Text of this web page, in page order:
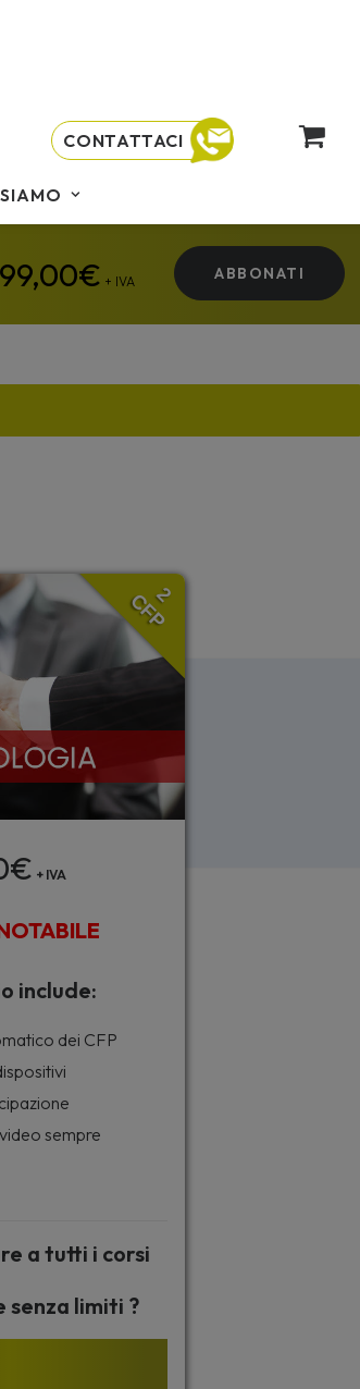
CONTATTACI
€ + IVA ABBONATI
2
CFP
€ + IVA
include:
dei CFP
sempre
a tutti i corsi
limiti ?